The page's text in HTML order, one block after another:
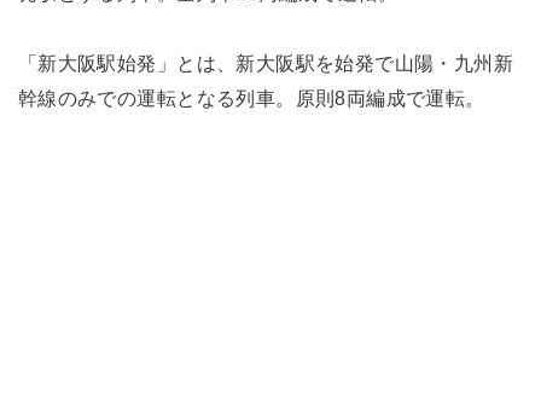
「新大阪駅始発」とは、新大阪駅を始発で山陽・九州新
幹線のみでの運転となる列車。原則8両編成で運転。